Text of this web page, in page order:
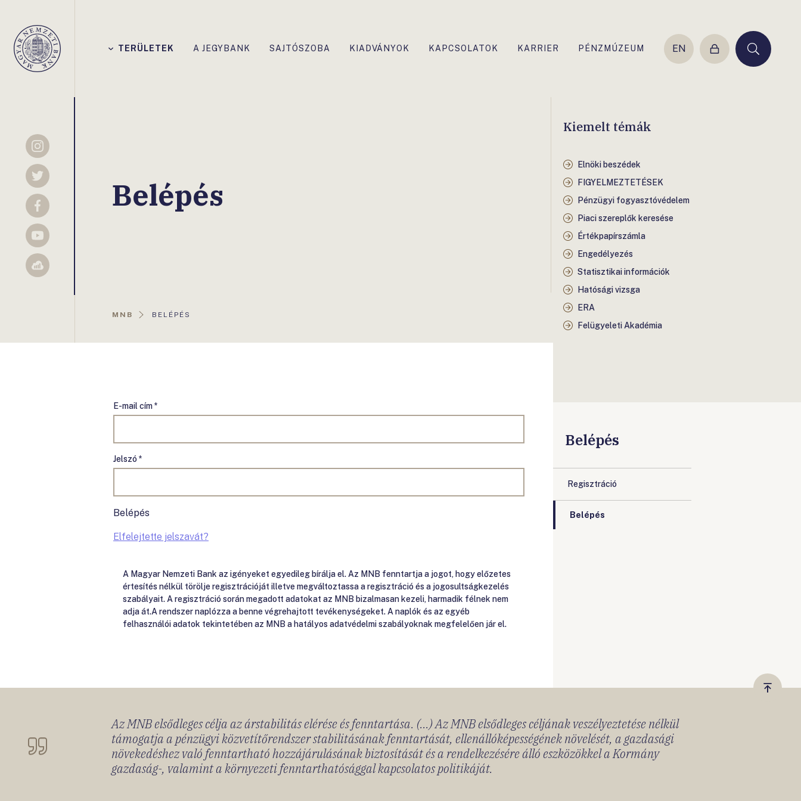
Magyar
Nemzeti
TERÜLETEK A JEGYBANK SAJTÓSZOBA KIADVÁNYOK KAPCSOLATOK KARRIER PÉNZMÚZEUM EN
Belépés Keresés
Instagram
Twitter
Facebook
YouTube
Sellsy
Belépés
MNB
AKTUÁLIS
BELÉPÉS
Kiemelt témák
Elnöki beszédek
FIGYELMEZTETÉSEK
Pénzügyi fogyasztóvédelem
Piaci szereplők keresése
Értékpapírszámla
Engedélyezés
Statisztikai információk
Hatósági vizsga
ERA
Felügyeleti Akadémia
E-mail cím *
Jelszó *
Belépés
Elfelejtette jelszavát?
A Magyar Nemzeti Bank az igényeket egyedileg bírálja el. Az MNB fenntartja a jogot, hogy előzetes
értesítés nélkül törölje regisztrációját illetve megváltoztassa a regisztráció és a jogosultságkezelés
szabályait. A regisztráció során megadott adatokat az MNB bizalmasan kezeli, harmadik félnek nem
adja át.A rendszer naplózza a benne végrehajtott tevékenységeket. A naplók és az egyéb
felhasználói adatok tekintetében az MNB a hatályos adatvédelmi szabályoknak megfelelően jár el.
Belépés
Regisztráció
Belépés
Vissza
Az MNB elsődleges célja az árstabilitás elérése és fenntartása. (...) Az MNB elsődleges céljának veszélyeztetése nélkül
támogatja a pénzügyi közvetítőrendszer stabilitásának fenntartását, ellenállóképességének növelését, a gazdasági
növekedéshez való fenntartható hozzájárulásának biztosítását és a rendelkezésére álló eszközökkel a Kormány
gazdaság-, valamint a környezeti fenntarthatósággal kapcsolatos politikáját.